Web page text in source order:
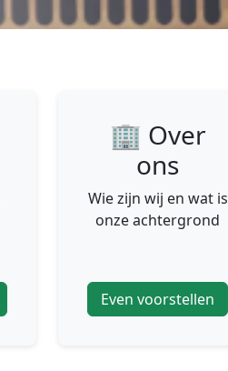
🏢 Over
ons
Wie zijn wij en wat is
onze achtergrond
Even voorstellen